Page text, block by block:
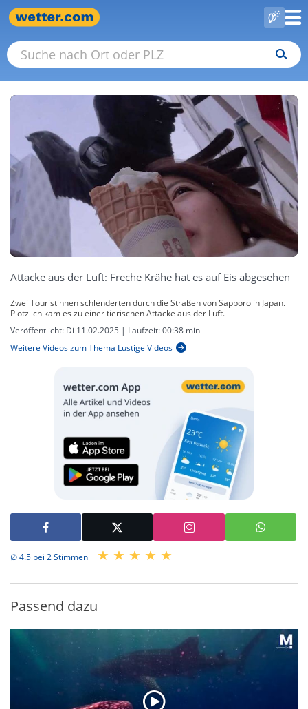
Attacke aus der Luft: Freche Krähe hat es auf Eis abgesehen
Zwei Touristinnen schlenderten durch die Straßen von Sapporo in Japan.
Plötzlich kam es zu einer tierischen Attacke aus der Luft.
Veröffentlicht: Di 11.02.2025 | Laufzeit:00:38 min
Weitere Videos zum Thema Lustige Videos
∅ 4.5 bei 2 Stimmen
Passend dazu